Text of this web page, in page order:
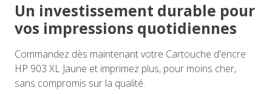
Un investissement durable pour
vos impressions quotidiennes
Commandez dès maintenant votre Cartouche d'encre
HP 903 XL Jaune et imprimez plus, pour moins cher,
sans compromis sur la qualité.